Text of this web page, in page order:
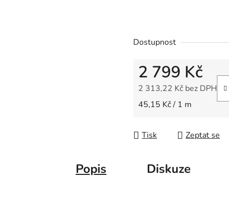
Dostupnost
2 799 Kč
2 313,22 Kč bez DPH
Měrná cena:
45,15 Kč / 1 m
Tisk Zeptat se
Popis Diskuze